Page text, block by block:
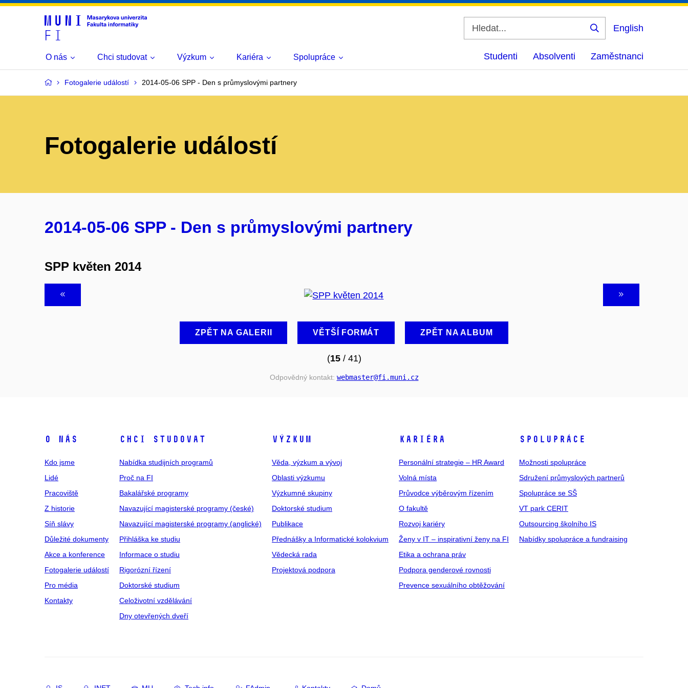
Vyhledat
English
O nás Chci studovat Výzkum Kariéra Spolupráce Studenti Absolventi Zaměstnanci
Fotogalerie událostí 2014-05-06 SPP - Den s průmyslovými partnery
Fotogalerie událostí
2014-05-06 SPP - Den s průmyslovými partnery
SPP květen 2014
ZPĚT NA GALERII VĚTŠÍ FORMÁT ZPĚT NA ALBUM
(15/ 41)
Odpovědný kontakt: webmaster@fi .muni .cz
O NÁS
Kdo jsme
Lidé
Pracoviště
Z historie
Síň slávy
Důležité dokumenty
Akce a konference
Fotogalerie událostí
Pro média
Kontakty
CHCI STUDOVAT
Nabídka studijních programů
Proč na FI
Bakalářské programy
Navazující magisterské programy (české)
Navazující magisterské programy (anglické)
Přihláška ke studiu
Informace o studiu
Rigorózní řízení
Doktorské studium
Celoživotní vzdělávání
Dny otevřených dveří
VÝZKUM
Věda, výzkum a vývoj
Oblasti výzkumu
Výzkumné skupiny
Doktorské studium
Publikace
Přednášky a Informatické kolokvium
Vědecká rada
Projektová podpora
KARIÉRA
Personální strategie – HR Award
Volná místa
Průvodce výběrovým řízením
O fakultě
Rozvoj kariéry
Ženy v IT – inspirativní ženy na FI
Etika a ochrana práv
Podpora genderové rovnosti
Prevence sexuálního obtěžování
SPOLUPRÁCE
Možnosti spolupráce
Sdružení průmyslových partnerů
Spolupráce se SŠ
VT park CERIT
Outsourcing školního IS
Nabídky spolupráce a fundraising